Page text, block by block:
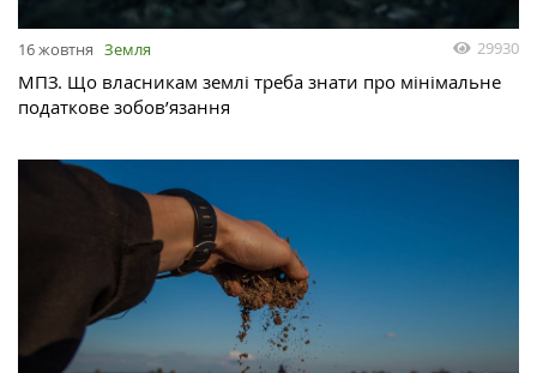
16 жовтня Земля 29930
МПЗ. Що власникам землі треба знати про мінімальне
податкове зобов’язання